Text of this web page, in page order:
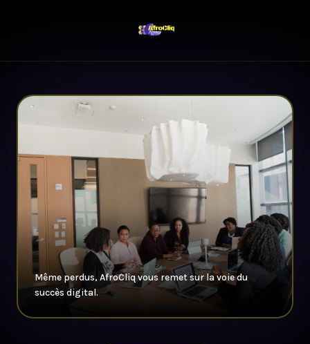
Même perdus, AfroCliq vous remet sur la voie du
succès digital.